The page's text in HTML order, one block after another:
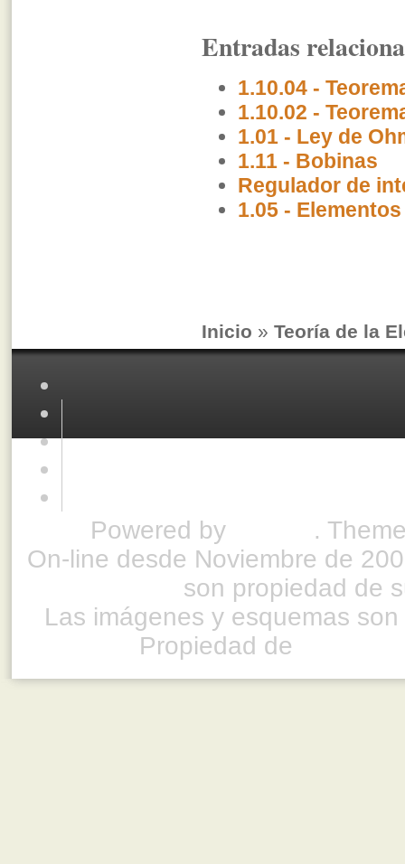
Entradas
1.10.04 -
1.10.02 -
1.01 - Ley de
1.11 - Bobinas
Regulador de
1.05 -
Inicio » Teoría de la
Powered by
.
On-line desde Noviembre de
son propiedad de
Las imágenes y esquemas
Propiedad de